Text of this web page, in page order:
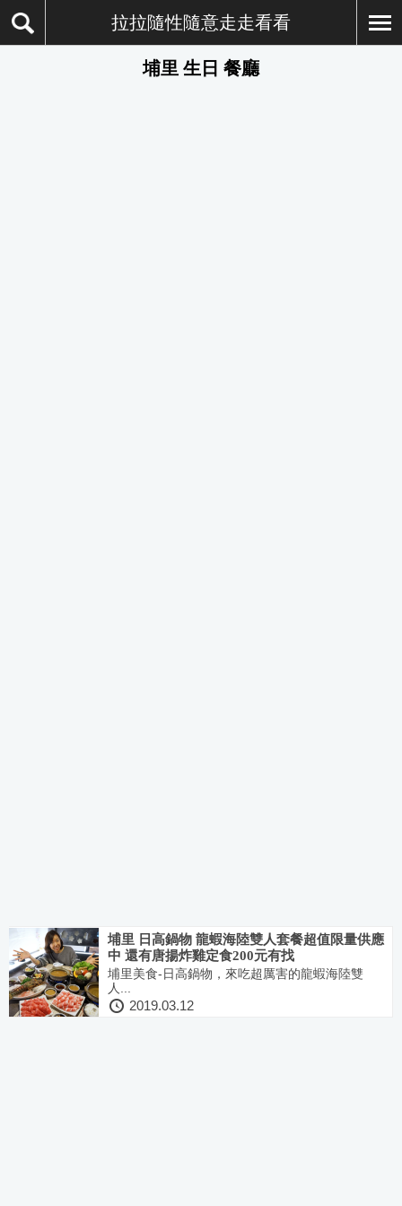
拉拉隨性隨意走走看看
埔里 生日 餐廳
埔里 日高鍋物 龍蝦海陸雙人套餐超值限量供應
中 還有唐揚炸雞定食200元有找
埔里美食-日高鍋物，來吃超厲害的龍蝦海陸雙
人...
2019.03.12